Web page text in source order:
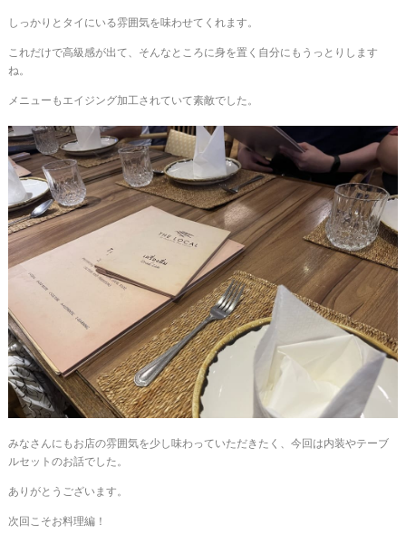
しっかりとタイにいる雰囲気を味わせてくれます。
これだけで高級感が出て、そんなところに身を置く自分にもうっとりします
ね。
メニューもエイジング加工されていて素敵でした。
みなさんにもお店の雰囲気を少し味わっていただきたく、今回は内装やテーブ
ルセットのお話でした。
ありがとうございます。
次回こそお料理編！